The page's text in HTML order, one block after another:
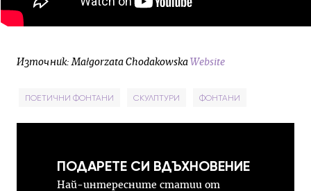
Източник: Małgorzata Chodakowska Website
ПОЕТИЧНИ ФОНТАНИ СКУЛПТУРИ ФОНТАНИ
ПОДАРЕТЕ СИ ВДЪХНОВЕНИЕ
Най-интересните статии от